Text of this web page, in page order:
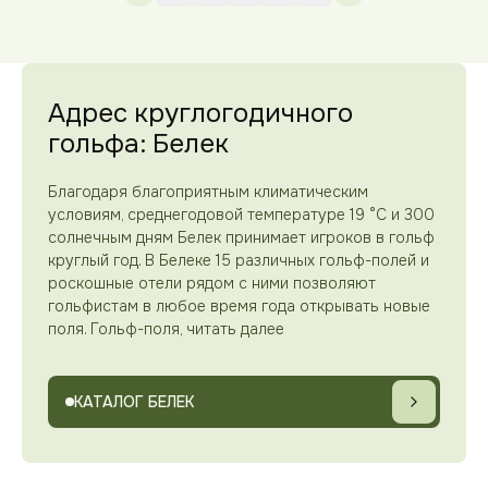
Адрес круглогодичного
гольфа: Белек
Благодаря благоприятным климатическим
условиям, среднегодовой температуре 19 °C и 300
солнечным дням Белек принимает игроков в гольф
круглый год. В Белеке 15 различных гольф-полей и
роскошные отели рядом с ними позволяют
гольфистам в любое время года открывать новые
поля. Гольф-поля, читать далее
КАТАЛОГ БЕЛЕК